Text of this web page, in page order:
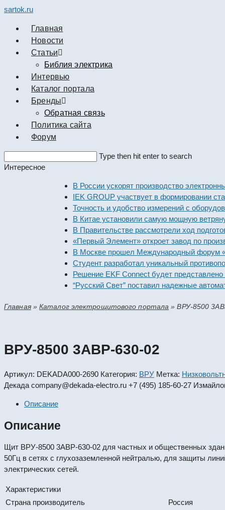
sartok.ru
Главная
Новости
Cтатьи
Библия электрика
Интервью
Каталог портала
Бренды
Обратная связь
Политика сайта
Форум
this
Type then hit enter to search
Интересное
В России ускорят производство электронных
IEK GROUP участвует в формировании
Точность и удобство измерений с
В Китае установили самую мощную ветряную
В Правительстве рассмотрели ход подготовки
«Первый Элемент» откроет завод по
В Москве прошел Международный форум
Студент разработал уникальный
Решение EKF Connect будет представлено на
“Русский Свет” поставил надежные
Главная»Каталог электрощитового портала »ВРУ-8500
ВРУ-8500 3АВР-630-02
Артикул: DEKADA000-2690 Категория: ВРУ Метка:
Декада company@dekada-electro.ru +7 (495) 185-60-27
Описание
Описание
Щит ВРУ-8500 3АВР-630-02 для частных и общественных
50Гц в сетях с глухозаземленной нейтралью, для защиты
электрических сетей.
Характеристики
Страна производитель
Россия